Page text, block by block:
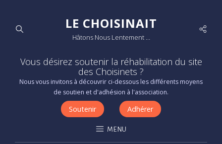
LE CHOISINAIT
Hâtons Nous Lentement …
Vous désirez soutenir la réhabilitation du site
des Choisinets ?
Nous vous invitons à découvrir ci-dessous les différents moyens
de soutien et d'adhésion à l'association.
Soutenir Adhérer
MENU